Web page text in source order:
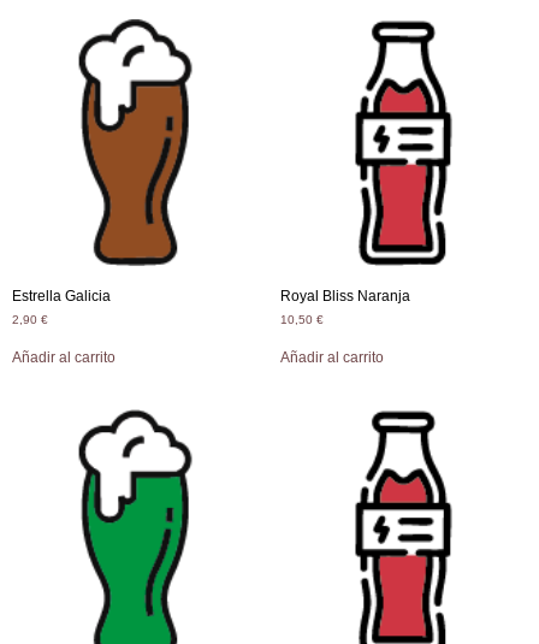
Estrella Galicia
2,90 €
Añadir al carrito
Royal Bliss Naranja
10,50 €
Añadir al carrito